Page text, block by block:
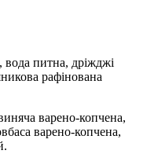
питна, дріжджі
рафінована
варено-копчена,
варено-копчена,